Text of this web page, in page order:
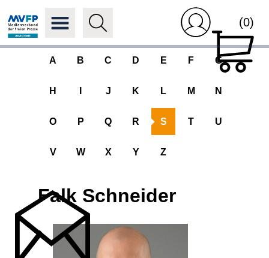
(0)
A B C D E F G
H J K L M N
O P Q R S T U
V W X Y Z
Falk Schneider